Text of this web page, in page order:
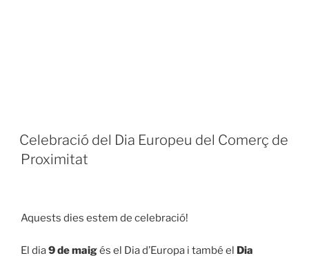
PUBLICADO
EL
Celebració del Dia Europeu del Comerç de
Proximitat
Aquests dies estem de celebració!
El dia9 de maigés el Dia d’Europa i també el Dia